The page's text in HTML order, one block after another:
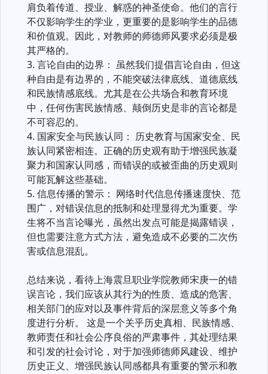
肩负着传道、授业、解惑的神圣使命。他们的言行
不仅影响学生的学业，更重要的是影响学生的品德
和价值观。因此，对教师的师德师风要求必须是极
其严格的。
3. 言论自由的边界： 虽然我们提倡言论自由，但这
种自由是有边界的，不能突破法律底线、道德底线
和民族情感底线。尤其是在公共场合和教育环境
中，任何伤害民族情感、颠倒历史是非的言论都是
不可容忍的。
4. 国家安全与民族认同： 历史教育与国家安全、民
族认同紧密相连。正确的历史观有助于增强民族凝
聚力和国家认同感，而错误的或被歪曲的历史观则
可能瓦解这些基础。
5. 信息传播的警示： 网络时代信息传播速度快、范
围广，对错误信息的抵制和处理显得尤为重要。学
生将不当言论曝光，虽然出发点可能是揭露错误，
但也需要注意方式方法，避免造成不必要的二次伤
害或信息混乱。
总结来说，看待上海震旦职业学院教师宋庚一的错
误言论，我们应该从其行为的性质、造成的危害、
相关部门的应对以及事件背后的深层意义等多个角
度进行分析。 这是一个关乎历史真相、民族情感、
教师责任和社会公序良俗的严肃事件，其处理结果
和引发的社会讨论，对于加强师德师风建设、维护
历史正义、增强民族认同感都具有重要的警示和教